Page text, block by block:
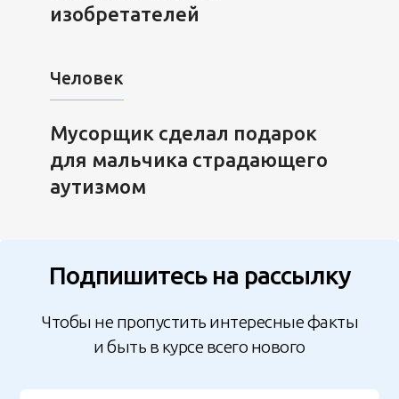
изобретателей
Человек
Мусорщик сделал подарок
для мальчика страдающего
аутизмом
Подпишитесь на рассылку
Чтобы не пропустить интересные факты
и быть в курсе всего нового